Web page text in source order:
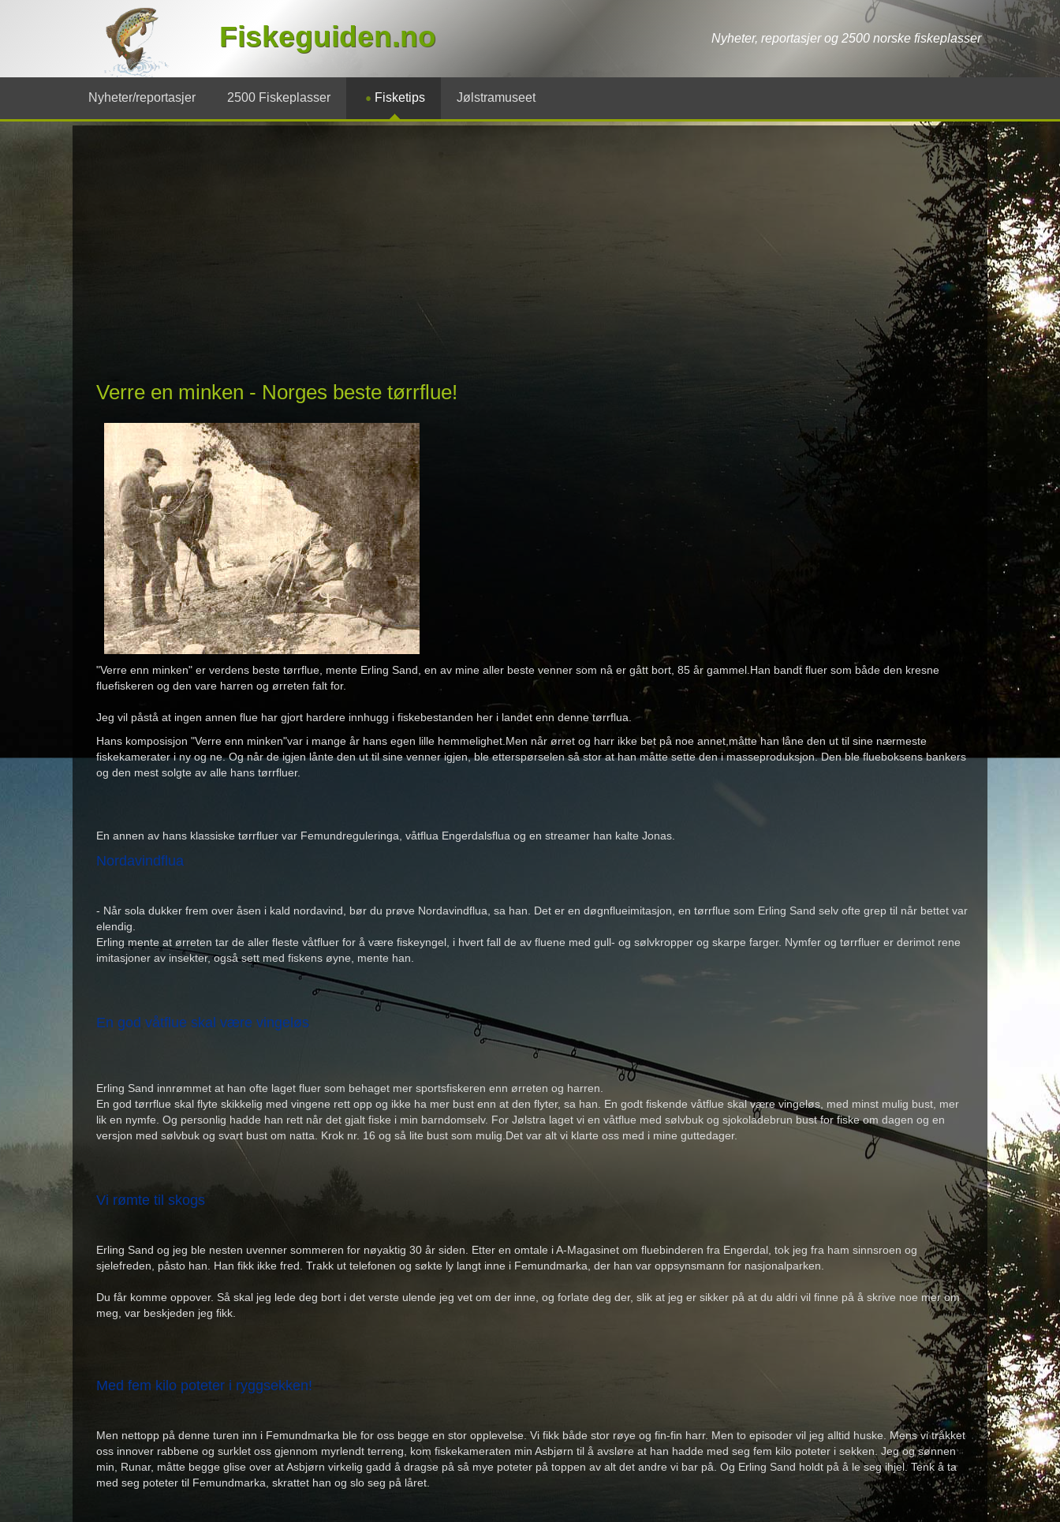
Fiskeguiden.no Nyheter, reportasjer og 2500 norske fiskeplasser
Nyheter/reportasjer 2500 Fiskeplasser Fisketips Jølstramuseet
Verre en minken - Norges beste tørrflue!
"Verre enn minken" er verdens beste tørrflue, mente Erling Sand, en av mine aller beste venner som nå er gått bort, 85 år gammel.Han bandt fluer som både den kresne
fluefiskeren og den vare harren og ørreten falt for.
Jeg vil påstå at ingen annen flue har gjort hardere innhugg i fiskebestanden her i landet enn denne tørrflua.
Hans komposisjon "Verre enn minken"var i mange år hans egen lille hemmelighet.Men når ørret og harr ikke bet på noe annet,måtte han låne den ut til sine nærmeste
fiskekamerater i ny og ne. Og når de igjen lånte den ut til sine venner igjen, ble etterspørselen så stor at han måtte sette den i masseproduksjon. Den ble flueboksens bankers
og den mest solgte av alle hans tørrfluer.
En annen av hans klassiske tørrfluer var Femundreguleringa, våtflua Engerdalsflua og en streamer han kalte Jonas.
Nordavindflua
- Når sola dukker frem over åsen i kald nordavind, bør du prøve Nordavindflua, sa han. Det er en døgnflueimitasjon, en tørrflue som Erling Sand selv ofte grep til når bettet var
elendig.
Erling mente at ørreten tar de aller fleste våtfluer for å være fiskeyngel, i hvert fall de av fluene med gull- og sølvkropper og skarpe farger. Nymfer og tørrfluer er derimot rene
imitasjoner av insekter, også sett med fiskens øyne, mente han.
En god våtflue skal være vingeløs
Erling Sand innrømmet at han ofte laget fluer som behaget mer sportsfiskeren enn ørreten og harren.
En god tørrflue skal flyte skikkelig med vingene rett opp og ikke ha mer bust enn at den flyter, sa han. En godt fiskende våtflue skal være vingeløs, med minst mulig bust, mer
lik en nymfe. Og personlig hadde han rett når det gjalt fiske i min barndomselv. For Jølstra laget vi en våtflue med sølvbuk og sjokoladebrun bust for fiske om dagen og en
versjon med sølvbuk og svart bust om natta. Krok nr. 16 og så lite bust som mulig.Det var alt vi klarte oss med i mine guttedager.
Vi rømte til skogs
Erling Sand og jeg ble nesten uvenner sommeren for nøyaktig 30 år siden. Etter en omtale i A-Magasinet om fluebinderen fra Engerdal, tok jeg fra ham sinnsroen og
sjelefreden, påsto han. Han fikk ikke fred. Trakk ut telefonen og søkte ly langt inne i Femundmarka, der han var oppsynsmann for nasjonalparken.
Du får komme oppover. Så skal jeg lede deg bort i det verste ulende jeg vet om der inne, og forlate deg der, slik at jeg er sikker på at du aldri vil finne på å skrive noe mer om
meg, var beskjeden jeg fikk.
Med fem kilo poteter i ryggsekken!
Men nettopp på denne turen inn i Femundmarka ble for oss begge en stor opplevelse. Vi fikk både stor røye og fin-fin harr. Men to episoder vil jeg alltid huske. Mens vi tråkket
oss innover rabbene og surklet oss gjennom myrlendt terreng, kom fiskekameraten min Asbjørn til å avsløre at han hadde med seg fem kilo poteter i sekken. Jeg og sønnen
min, Runar, måtte begge glise over at Asbjørn virkelig gadd å dragse på så mye poteter på toppen av alt det andre vi bar på. Og Erling Sand holdt på å le seg ihjel. Tenk å ta
med seg poteter til Femundmarka, skrattet han og slo seg på låret.